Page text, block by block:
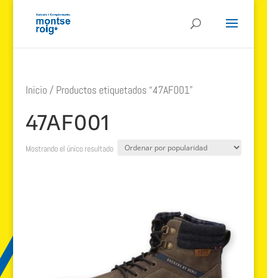
Inicio / Productos etiquetados “47AF001”
47AF001
Mostrando el único resultado